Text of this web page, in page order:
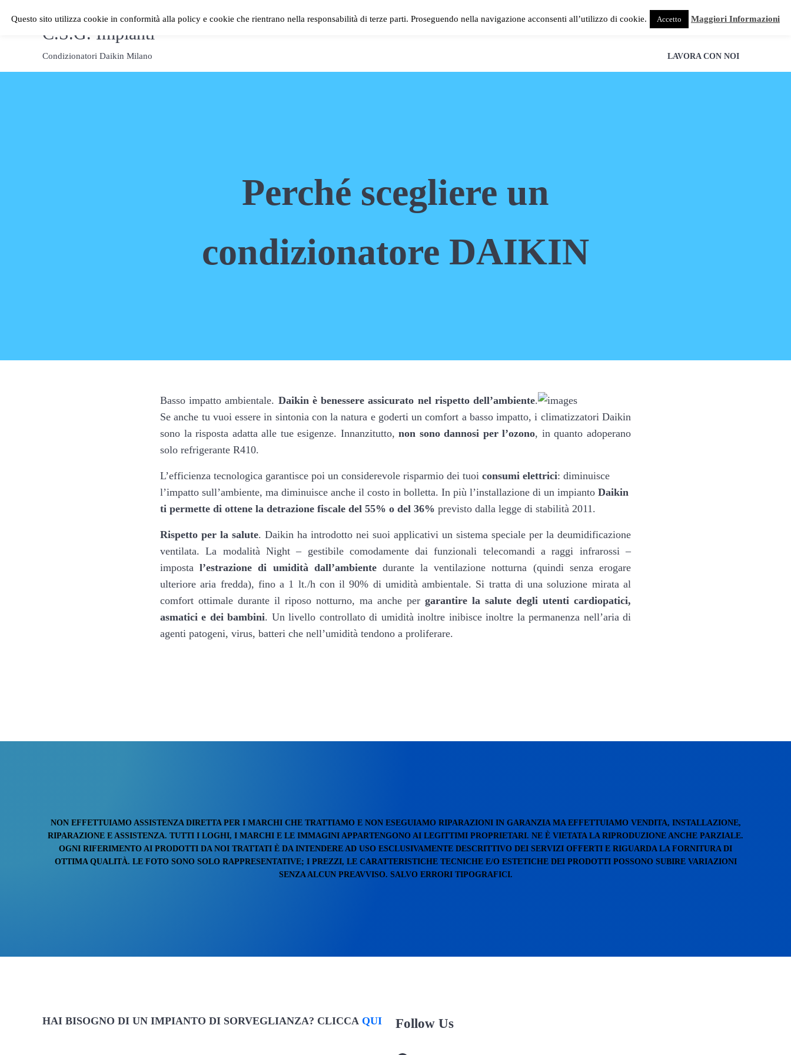
C.S.G. Impianti
Condizionatori Daikin Milano
FINANZIAMENTI
LAVORA CON NOI
Perché scegliere un
condizionatore DAIKIN
Basso impatto ambientale. Daikin è benessere assicurato nel rispetto dell’ambiente.
Se anche tu vuoi essere in sintonia con la natura e goderti un comfort a basso impatto, i climatizzatori Daikin
sono la risposta adatta alle tue esigenze. Innanzitutto, non sono dannosi per l’ozono, in quanto adoperano
solo refrigerante R410.
L’efficienza tecnologica garantisce poi un considerevole risparmio dei tuoi consumi elettrici: diminuisce
l’impatto sull’ambiente, ma diminuisce anche il costo in bolletta. In più l’installazione di un impianto Daikin
ti permette di ottene la detrazione fiscale del 55% o del 36% previsto dalla legge di stabilità 2011.
Rispetto per la salute. Daikin ha introdotto nei suoi applicativi un sistema speciale per la deumidificazione
ventilata. La modalità Night – gestibile comodamente dai funzionali telecomandi a raggi infrarossi –
impostal’estrazione di umidità dall’ambientedurante la ventilazione notturna (quindi senza erogare
ulteriore aria fredda), fino a 1 lt./h con il 90% di umidità ambientale. Si tratta di una soluzione mirata al
comfort ottimale durante il riposo notturno, ma anche per garantire la salute degli utenti cardiopatici,
asmatici e dei bambini. Un livello controllato di umidità inoltre inibisce inoltre la permanenza nell’aria di
agenti patogeni, virus, batteri che nell’umidità tendono a proliferare.
NON EFFETTUIAMO ASSISTENZA DIRETTA PER I MARCHI CHE TRATTIAMO E NON ESEGUIAMO RIPARAZIONI IN GARANZIA MA EFFETTUIAMO VENDITA, INSTALLAZIONE,
RIPARAZIONE E ASSISTENZA. TUTTI I LOGHI, I MARCHI E LE IMMAGINI APPARTENGONO AI LEGITTIMI PROPRIETARI. NE È VIETATA LA RIPRODUZIONE ANCHE PARZIALE.
OGNI RIFERIMENTO AI PRODOTTI DA NOI TRATTATI È DA INTENDERE AD USO ESCLUSIVAMENTE DESCRITTIVO DEI SERVIZI OFFERTI E RIGUARDA LA FORNITURA DI
OTTIMA QUALITÀ. LE FOTO SONO SOLO RAPPRESENTATIVE; I PREZZI, LE CARATTERISTICHE TECNICHE E/O ESTETICHE DEI PRODOTTI POSSONO SUBIRE VARIAZIONI
SENZA ALCUN PREAVVISO. SALVO ERRORI TIPOGRAFICI.
HAI BISOGNO DI UN IMPIANTO DI SORVEGLIANZA? CLICCA QUI Follow Us
Questo sito utilizza cookie in conformità alla policy e cookie che rientrano nella responsabilità di terze parti. Proseguendo nella navigazione acconsenti all’utilizzo di cookie. Accetto Maggiori Informazioni